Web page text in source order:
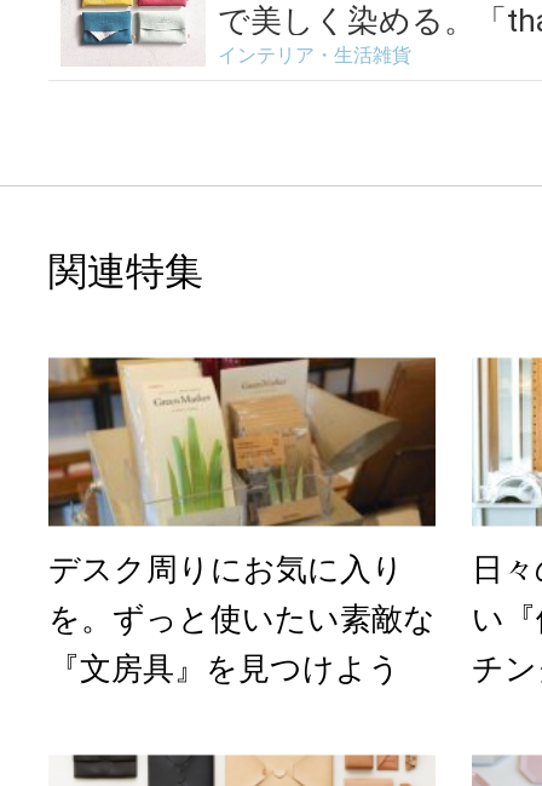
で美しく染める。「
ビ...
インテリア・生活雑貨
関連特集
デスク周りにお気に入り
を。ずっと使いたい素敵な
『文房具』を見つけよう
日
い
チ